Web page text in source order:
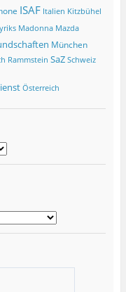
ISAF Italien Kitzbühel
Madonna Mazda
München
Rammstein SaZ Schweiz
Österreich